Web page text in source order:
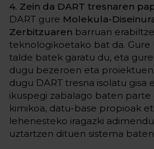
4. Zein da DART tresnaren
DART gure Molekula-
Zerbitzuaren barruan
teknologikoetako bat da. Gure
talde batek garatu du, eta
dugu bezeroen eta
dugu DART tresna isolatu gisa
ikuspegi zabalago baten parte
kimikoa, datu-base propioak
lehenesteko iragazki
uztartzen dituen sistema